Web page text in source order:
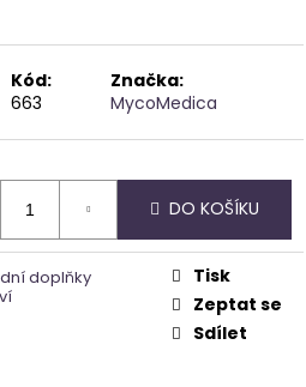
Kód:
663
Značka:
MycoMedica
DO KOŠÍKU
doplňky
Tisk
Zeptat se
Sdílet
Následující
ARABIA -